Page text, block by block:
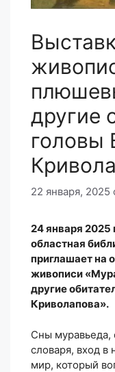
другие
головы
22 января, 2025
24 января 2025
областная
приглашает на
живописи
другие
Криволапова».
Сны муравьеда,
словаря, вход
мир, который